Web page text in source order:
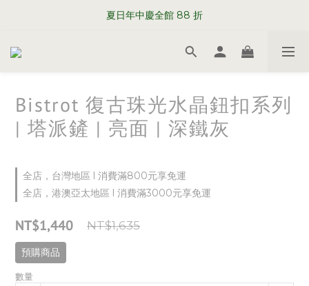
WELCOME TO SABRE PARIS
夏日年中慶全館 88 折
WELCOME TO SABRE PARIS
Bistrot 復古珠光水晶鈕扣系列
| 塔派鏟 | 亮面 | 深鐵灰
全店，台灣地區 l 消費滿800元享免運
全店，港澳亞太地區 l 消費滿3000元享免運
NT$1,440 NT$1,635
預購商品
數量